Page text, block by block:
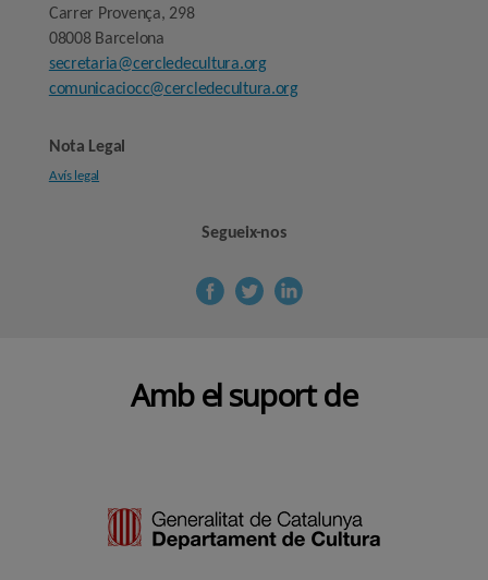
Carrer Provença, 298
08008 Barcelona
secretaria@cercledecultura.org
comunicaciocc@cercledecultura.org
Nota Legal
Avís legal
Segueix-nos
Amb el suport de